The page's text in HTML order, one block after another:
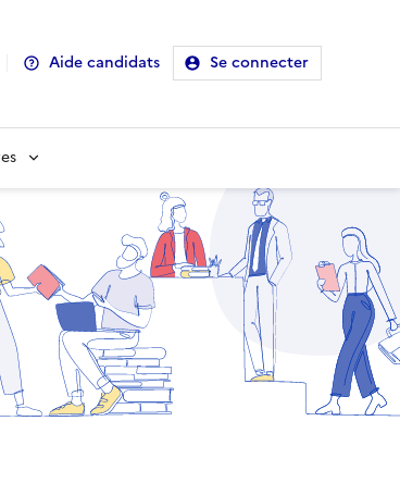
Aide candidats Se connecter